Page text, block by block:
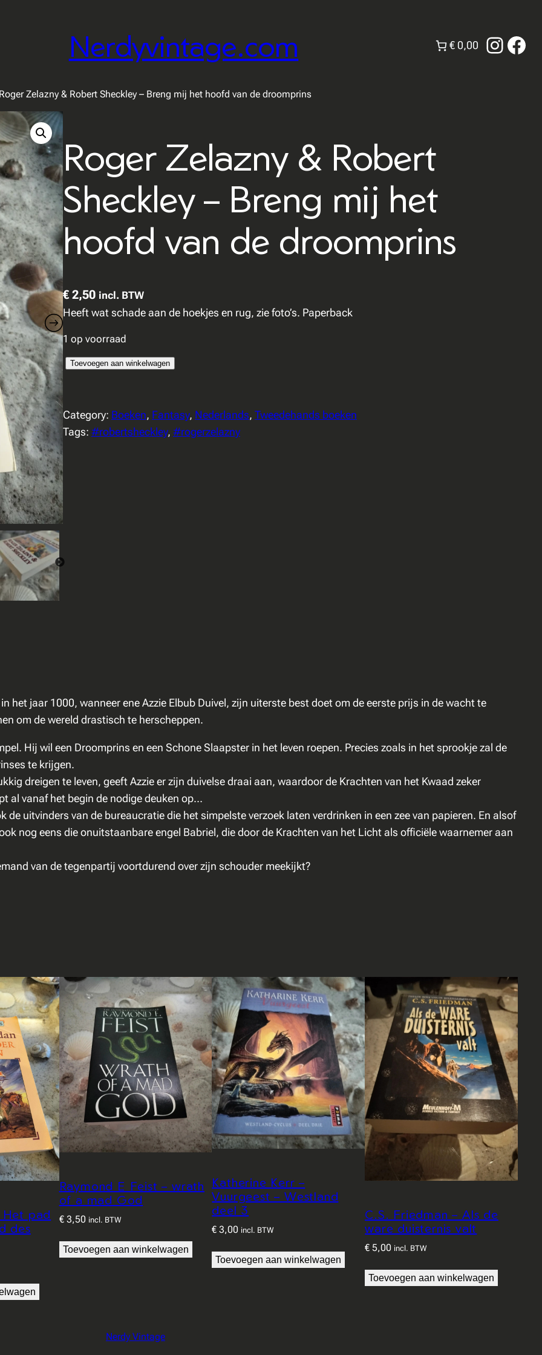
Nerdyvintage.com € 0,00
Zelazny & Robert Sheckley – Breng mij het hoofd van de droomprins
Roger Zelazny & Robert
Sheckley – Breng mij het
hoofd van de droomprins
€2,50 incl. BTW
Heeft wat schade aan de hoekjes en rug, zie foto’s. Paperback
1 op voorraad
R
o
g
e
r
e
l
a
z
&
h
e
k
l
e
y
–
B
e
h
h
o
o
f
d
v
a
n
d
o
Toevoegen aan winkelwagen
Category: Boeken, Fantasy, Nederlands, Tweedehands boeken
Tags: #robertsheckley, #rogerzelazny
het jaar 1000, wanneer ene Azzie Elbub Duivel, zijn uiterste best doet om de eerste prijs in de wacht te
om de wereld drastisch te herscheppen.
Hij wil een Droomprins en een Schone Slaapster in het leven roepen. Precies zoals in het sprookje zal de
te krijgen.
dreigen te leven, geeft Azzie er zijn duivelse draai aan, waardoor de Krachten van het Kwaad zeker
al vanaf het begin de nodige deuken op…
uitvinders van de bureaucratie die het simpelste verzoek laten verdrinken in een zee van papieren. En alsof
nog eens die onuitstaanbare engel Babriel, die door de Krachten van het Licht als officiële waarnemer aan
van de tegenpartij voortdurend over zijn schouder meekijkt?
Het pad
des
Raymond E Feist – wrath
of a mad God
€3,50 incl. BTW
Toevoegen aan winkelwagen
Katherine Kerr –
Vuurgeest – Westland
deel 3
€ 3,00 incl. BTW
Toevoegen aan winkelwagen
C.S. Friedman – Als de
ware duisternis valt
€ 5,00 incl. BTW
Toevoegen aan winkelwagen
Nerdy Vintage